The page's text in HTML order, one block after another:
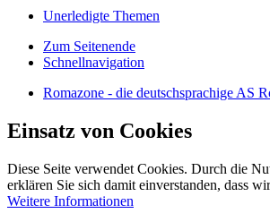
Unerledigte Themen
Zum Seitenende
Schnellnavigation
Romazone - die deutschsprachige AS
Einsatz von Cookies
Diese Seite verwendet Cookies. Durch die
erklären Sie sich damit einverstanden, dass
Weitere Informationen